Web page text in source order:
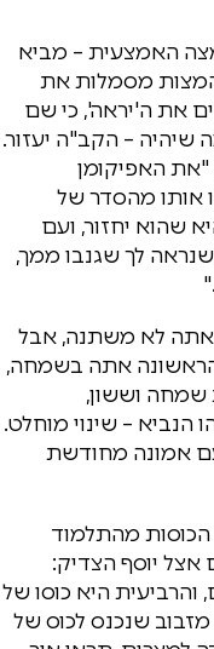
האמצעית – מביא
מסמלות את
את ה'יראה', כי שם
שיהיה – הקב"ה יעזור.
"את האפיקומן
אותו מהסדר של
שהוא יחזור, ועם
לך שגנבו ממך,
אתה לא משתנה, אבל
הראשונה אתה בשמחה,
שמחה וששון,
– שינוי מוחלט.
אמונה מחודשת
מהתלמוד
יוסף הצדיק:
היא כוסו של
שנכנס לכוס של